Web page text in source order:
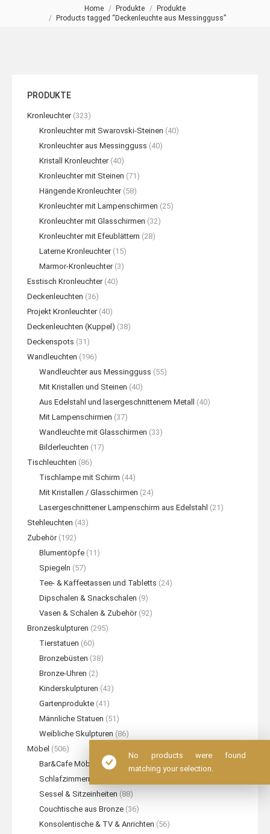
Sie befinden sich hier:Home Produkte
Produkte
Products tagged “Deckenleuchte aus Messingguss”
No products were found
matching your selection.
PRODUKTE
Kronleuchter (323)
Kronleuchter mit Swarovski-Steinen (40)
Kronleuchter aus Messingguss (40)
Kristall Kronleuchter (40)
Kronleuchter mit Steinen (71)
Hängende Kronleuchter (58)
Kronleuchter mit Lampenschirmen (25)
Kronleuchter mit Glasschirmen (32)
Kronleuchter mit Efeublättern (28)
Laterne Kronleuchter (15)
Marmor-Kronleuchter (3)
Esstisch Kronleuchter (40)
Deckenleuchten (36)
Projekt Kronleuchter (40)
Deckenleuchten (Kuppel) (38)
Deckenspots (31)
Wandleuchten (196)
Wandleuchter aus Messingguss (55)
Mit Kristallen und Steinen (40)
Aus Edelstahl und lasergeschnittenem Metall
(40)
Mit Lampenschirmen (37)
Wandleuchte mit Glasschirmen (33)
Bilderleuchten (17)
Tischleuchten (86)
Tischlampe mit Schirm (44)
Mit Kristallen / Glasschirmen (24)
Lasergeschnittener Lampenschirm aus Edelstahl (21)
Stehleuchten (43)
Zubehör (192)
Blumentöpfe (11)
Spiegeln (57)
Tee- & Kaffeetassen und Tabletts (24)
Dipschalen & Snackschalen (9)
Vasen & Schalen & Zubehör (92)
Bronzeskulpturen (295)
Tierstatuen (60)
Bronzebüsten (38)
Bronze-Uhren (2)
Kinderskulpturen (43)
Gartenprodukte (41)
Männliche Statuen (51)
Weibliche Skulpturen (86)
Möbel (506)
Bar&Cafe Möbel
(31)
Schlafzimmermöbel
Sessel & Sitzeinheiten (88)
Couchtische aus Bronze (36)
Konsolentische & TV & Anrichten (56)